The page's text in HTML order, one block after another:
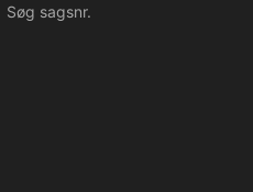
Søg sagsnr.